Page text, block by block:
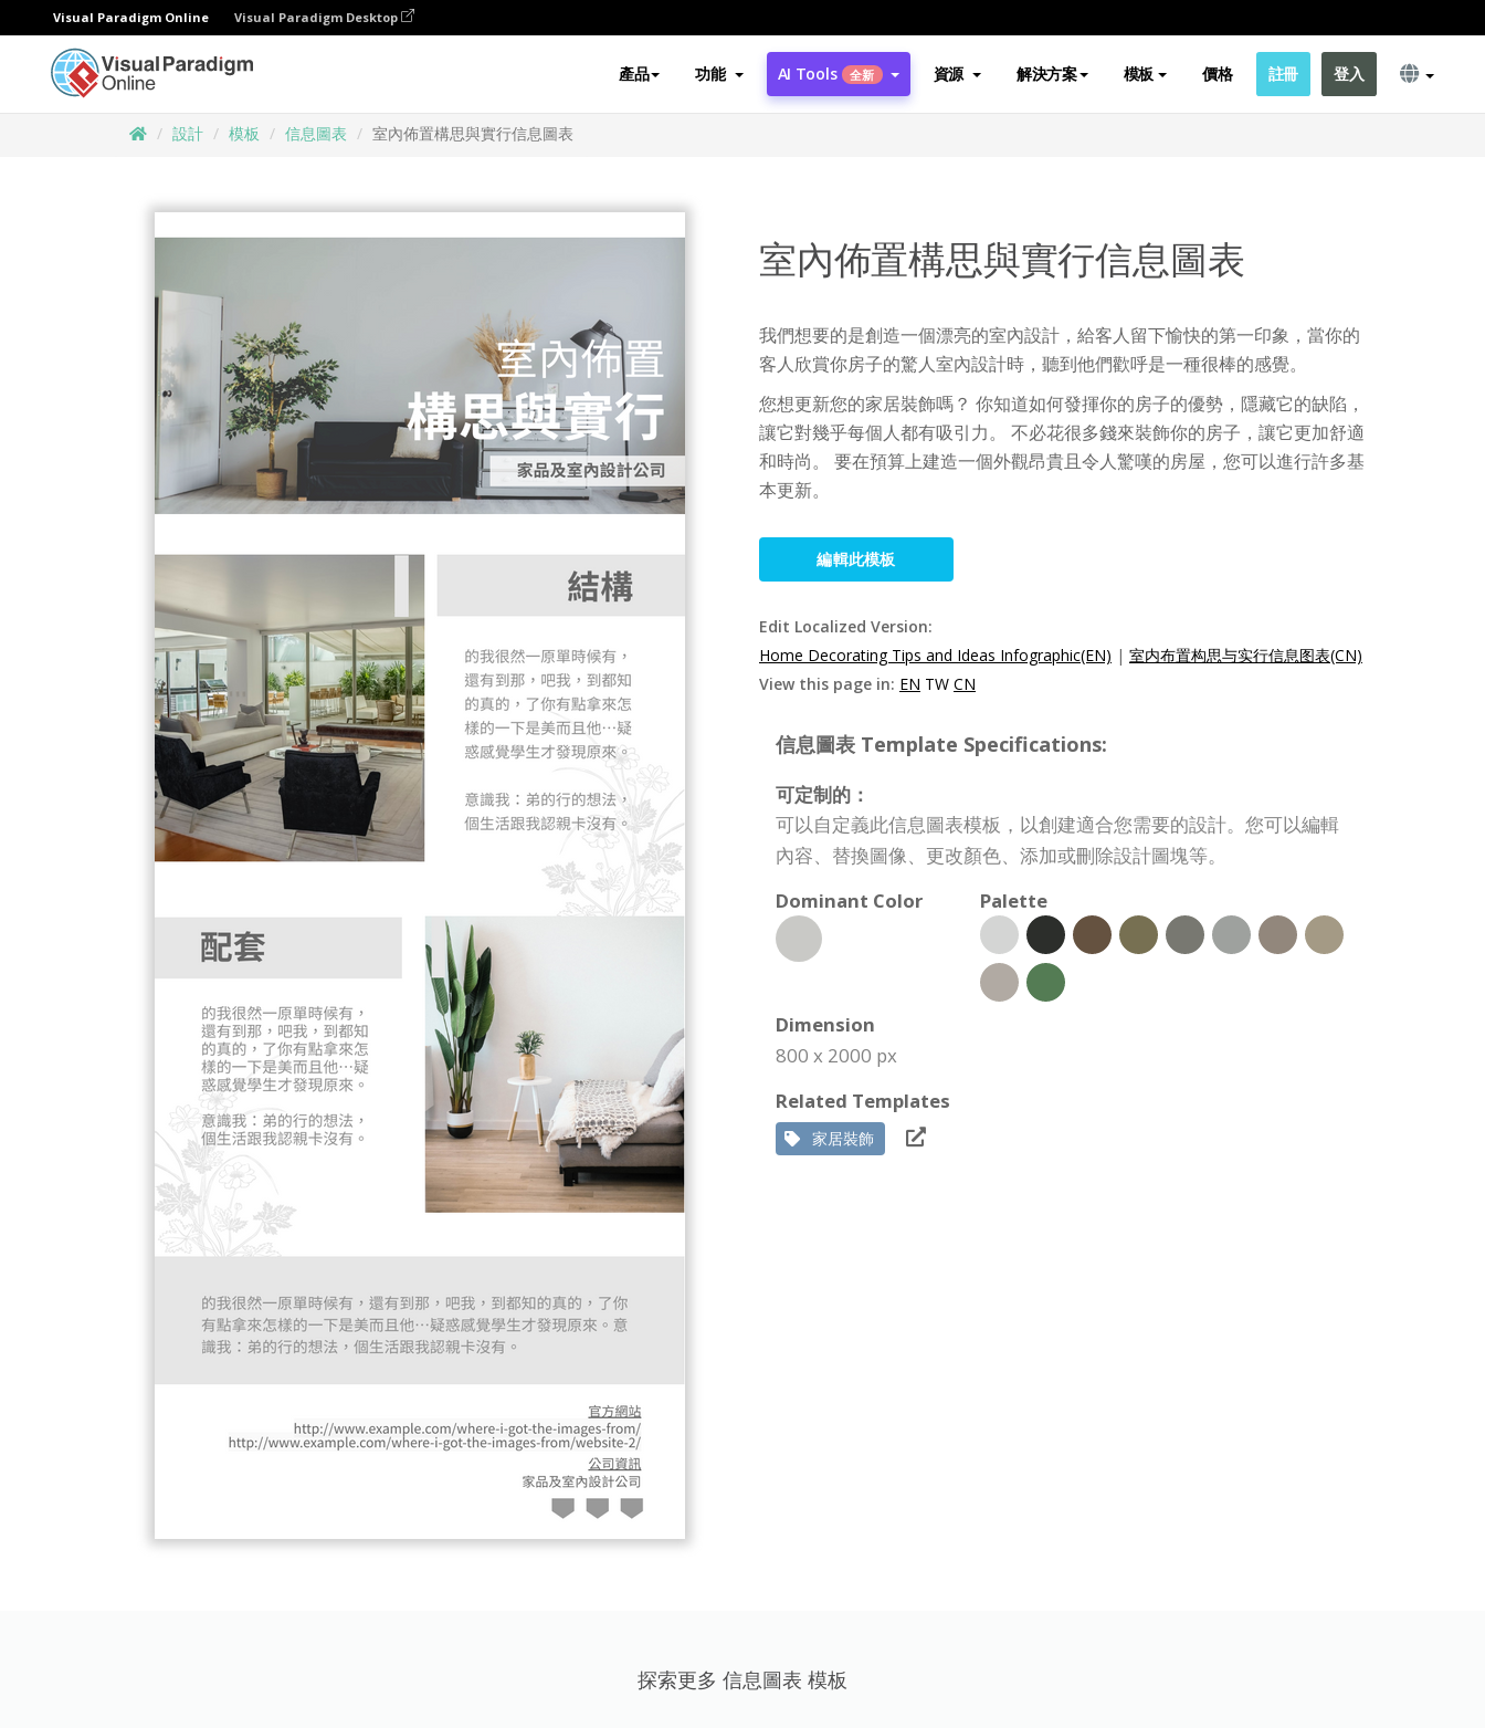
Visual Paradigm Online Visual Paradigm Desktop
產品 功能 AI Tools 全新 資源 解決方案 模板 價格 註冊 登入
設計 模板 信息圖表 室內佈置構思與實行信息圖表
室內佈置構思與實行信息圖表
我們想要的是創造一個漂亮的室內設計，給客人留下愉快的第一印象，當你的
客人欣賞你房子的驚人室內設計時，聽到他們歡呼是一種很棒的感覺。
您想更新您的家居裝飾嗎？ 你知道如何發揮你的房子的優勢，隱藏它的缺陷，
讓它對幾乎每個人都有吸引力。 不必花很多錢來裝飾你的房子，讓它更加舒適
和時尚。 要在預算上建造一個外觀昂貴且令人驚嘆的房屋，您可以進行許多基
本更新。
編輯此模板
Edit Localized Version:
Home Decorating Tips and Ideas Infographic(EN) | 室内布置构思与实行信息图表(CN)
View this page in: EN TW CN
信息圖表 Template Specifications:
可定制的：
可以自定義此信息圖表模板，以創建適合您需要的設計。您可以編輯
內容、替換圖像、更改顏色、添加或刪除設計圖塊等。
Dominant Color
Palette
Dimension
800 x 2000 px
Related Templates
家居裝飾
探索更多 信息圖表 模板